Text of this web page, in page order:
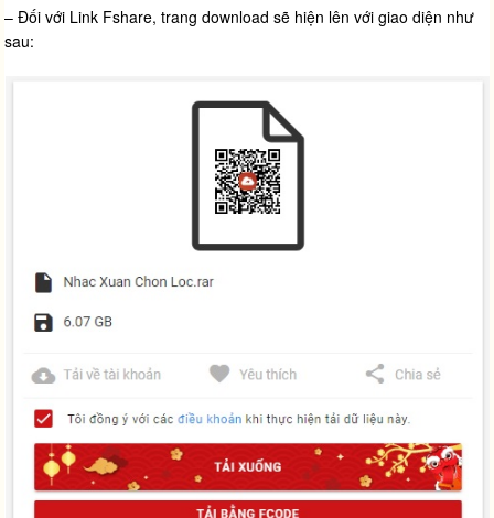
– Đối với Link Fshare, trang download sẽ hiện lên với giao diện như
sau: